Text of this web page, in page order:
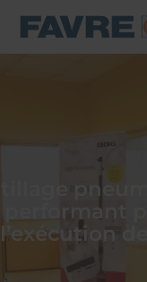
performant